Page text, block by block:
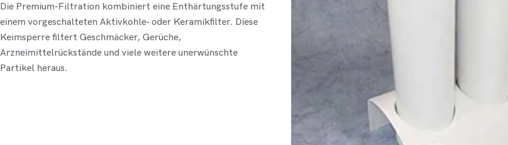
Die Premium-Filtration kombiniert eine Enthärtungsstufe mit
einem vorgeschalteten Aktivkohle- oder Keramikfilter. Diese
Keimsperre filtert Geschmäcker, Gerüche,
Arzneimittelrückstände und viele weitere unerwünschte
Partikel heraus.